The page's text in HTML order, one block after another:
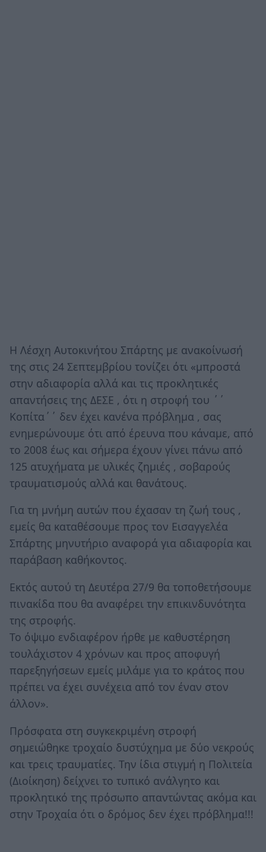
Η Λέσχη Αυτοκινήτου Σπάρτης με ανακοίνωσή
της στις 24 Σεπτεμβρίου τονίζει ότι «μπροστά
στην αδιαφορία αλλά και τις προκλητικές
απαντήσεις της ΔΕΣΕ , ότι η στροφή του ΄΄
Κοπίτα΄΄ δεν έχει κανένα πρόβλημα , σας
ενημερώνουμε ότι από έρευνα που κάναμε, από
το 2008 έως και σήμερα έχουν γίνει πάνω από
125 ατυχήματα με υλικές ζημιές , σοβαρούς
τραυματισμούς αλλά και θανάτους.
Για τη μνήμη αυτών που έχασαν τη ζωή τους ,
εμείς θα καταθέσουμε προς τον Εισαγγελέα
Σπάρτης μηνυτήριο αναφορά για αδιαφορία και
παράβαση καθήκοντος.
Εκτός αυτού τη Δευτέρα 27/9 θα τοποθετήσουμε
πινακίδα που θα αναφέρει την επικινδυνότητα
της στροφής.
Το όψιμο ενδιαφέρον ήρθε με καθυστέρηση
τουλάχιστον 4 χρόνων και προς αποφυγή
παρεξηγήσεων εμείς μιλάμε για το κράτος που
πρέπει να έχει συνέχεια από τον έναν στον
άλλον».
Πρόσφατα στη συγκεκριμένη στροφή
σημειώθηκε τροχαίο δυστύχημα με δύο νεκρούς
και τρεις τραυματίες. Την ίδια στιγμή η Πολιτεία
(Διοίκηση) δείχνει το τυπικό ανάλγητο και
προκλητικό της πρόσωπο απαντώντας ακόμα και
στην Τροχαία ότι ο δρόμος δεν έχει πρόβλημα!!!